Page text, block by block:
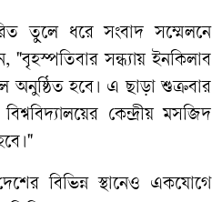
তুলে ধরে সংবাদ সম্মেলনে
সন্ধ্যায় ইনকিলাব
অনুষ্ঠিত হবে। এ ছাড়া শুক্রবার
কেন্দ্রীয় মসজিদ
বিভিন্ন স্থানেও একযোগে